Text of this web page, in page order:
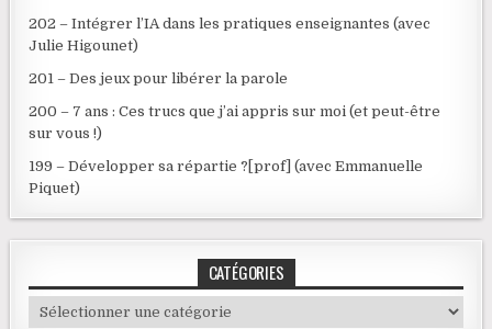
202 – Intégrer l’IA dans les pratiques enseignantes (avec
Julie Higounet)
201 – Des jeux pour libérer la parole
200 – 7 ans : Ces trucs que j’ai appris sur moi (et peut-être
sur vous !)
199 – Développer sa répartie ?[prof] (avec Emmanuelle
Piquet)
CATÉGORIES
Catégories